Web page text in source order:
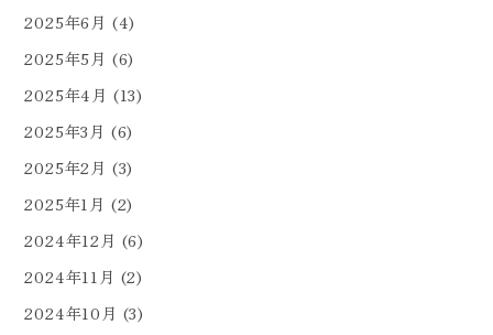
2025年6月 (4)
2025年5月 (6)
2025年4月 (13)
2025年3月 (6)
2025年2月 (3)
2025年1月 (2)
2024年12月 (6)
2024年11月 (2)
2024年10月 (3)